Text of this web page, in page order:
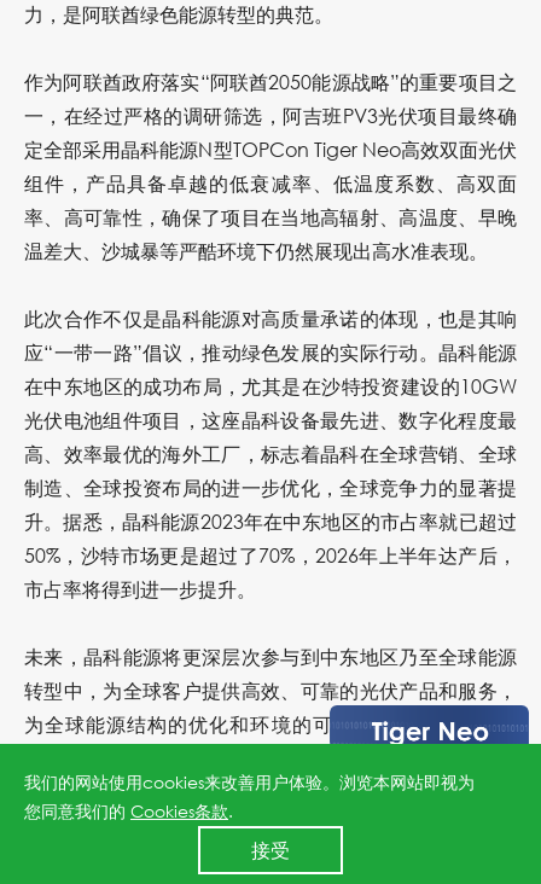
力，是阿联酋绿色能源转型的典范。
作为阿联酋政府落实“阿联酋2050能源战略”的重要项目之
一，在经过严格的调研筛选，阿吉班PV3光伏项目最终确
定全部采用晶科能源N型TOPCon Tiger Neo高效双面光伏
组件，产品具备卓越的低衰减率、低温度系数、高双面
率、高可靠性，确保了项目在当地高辐射、高温度、早晚
温差大、沙城暴等严酷环境下仍然展现出高水准表现。
此次合作不仅是晶科能源对高质量承诺的体现，也是其响
应“一带一路”倡议，推动绿色发展的实际行动。晶科能源
在中东地区的成功布局，尤其是在沙特投资建设的10GW
光伏电池组件项目，这座晶科设备最先进、数字化程度最
高、效率最优的海外工厂，标志着晶科在全球营销、全球
制造、全球投资布局的进一步优化，全球竞争力的显著提
升。据悉，晶科能源2023年在中东地区的市占率就已超过
50%，沙特市场更是超过了70%，2026年上半年达产后，
市占率将得到进一步提升。
未来，晶科能源将更深层次参与到中东地区乃至全球能源
转型中，为全球客户提供高效、可靠的光伏产品和服务，
为全球能源结构的优化和环境的可持续发展做出积极贡
我们的网站使用cookies来改善用户体验。浏览本网站即视为
您同意我们的 Cookies条款.
接受